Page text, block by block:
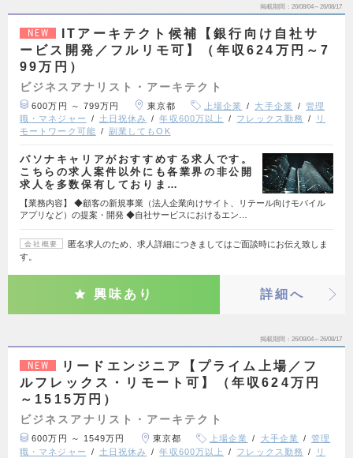
掲載期間 26/08/04～26/08/17
NEW
ITアーキテクト候補【銀行向け自社サ
ービス開発／フルリモ可】（年収624万円～7
99万円）
ビジネスアナリスト・アーキテクト
600万円 ～ 799万円 東京都 上場企業 大手企業
管理
職・マネジャー
土日祝休み 年収600万以上 フレックス勤務
リ
モートワーク可能
副業してもOK
パソナキャリアがおすすめする求人です。
こちらの求人案件以外にも各業界の非公開
求人を多数保有しておりま…
【業務内容】 ◆顧客の新規事業（法人企業向けサイト、リテール向けモバイル
アプリなど）の提案・開発 ◆自社サービスにおけるエン…
会社概要
匿名求人のため、求人詳細につきましてはご面談時にお伝え致しま
す。
興味あり 詳細へ
掲載期間 26/08/04～26/08/17
NEW
リードエンジニア【プライム上場／フ
ルフレックス・リモート可】（年収624万円
～1515万円）
ビジネスアナリスト・アーキテクト
600万円 ～ 1549万円 東京都 上場企業 大手企業
管理
職・マネジャー
土日祝休み 年収600万以上 フレックス勤務
リ